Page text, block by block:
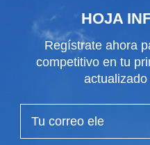
HOJA
Regístrate ahora
competitivo en tu